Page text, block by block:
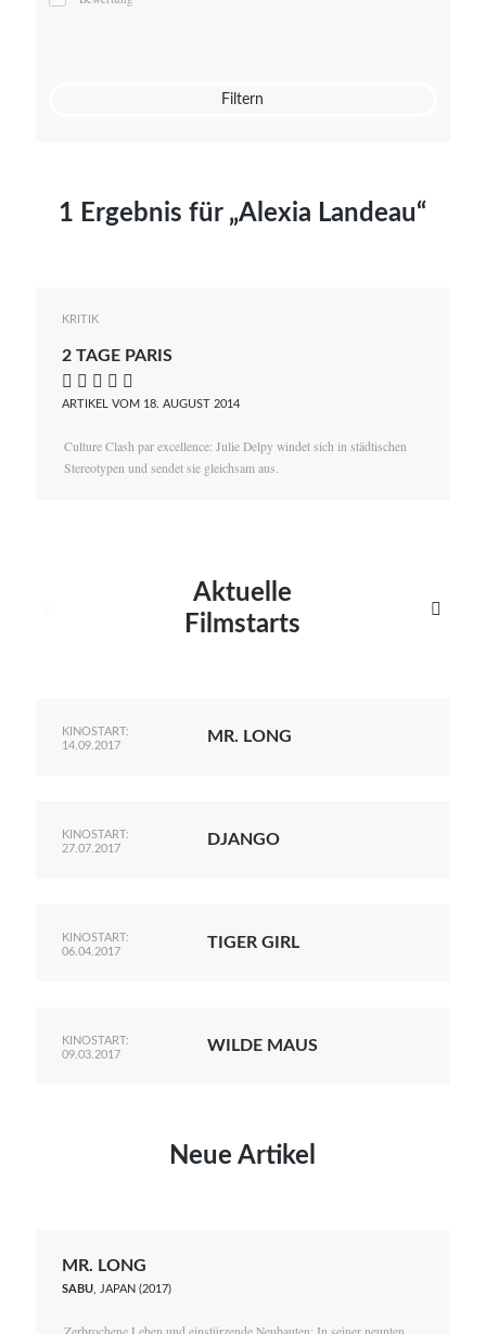
Mato von Vogelstein
Filtern
1 Ergebnis für „Alexia Landeau“
KRITIK
2 TAGE PARIS
    
ARTIKEL VOM 18. AUGUST 2014
Culture Clash par excellence: Julie Delpy windet sich in städtischen
Stereotypen und sendet sie gleichsam aus.
Aktuelle
Filmstarts

KINOSTART:
14.09.2017
MR. LONG
KINOSTART:
27.07.2017
DJANGO
KINOSTART:
06.04.2017
TIGER GIRL
KINOSTART:
09.03.2017
WILDE MAUS
Neue Artikel
MR. LONG
SABU, JAPAN (2017)